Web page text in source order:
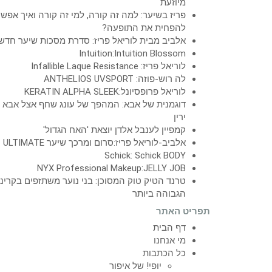
מיוזעת
פריז בשיער: למה זה קורה, למי זה קורה ואיך
להפחית את התופעה?
אלביב מבית לוריאל פריז: סדרת מסכות שיער
Intuition:Intuition Blossom
לוריאל פריז: Infallible Laque Resistance
לה רוש-פוזה: ANTHELIOS UVSPORT
לוריאל פרופסיונל:KERATIN ALPHA SLEEK
דוגמנית של אבא: המהפך של עונג שחף אצל אבא
ירין
קמפיין לענבל אלדן יוצאת 'האח הגדול'
אלביב-לוריאל פריז:סרום ומרכך שיער ULTIMATE
Schick: Schick BODY
NYX Professional Makeup:JELLY JOB
טרנד הטיק טוק המסוכן: בני נוער משתזפים
הגבוהה ביותר
תפריט האתר
דף הבית
מי אנחנו
כל הכתבות
יופי! של איפור